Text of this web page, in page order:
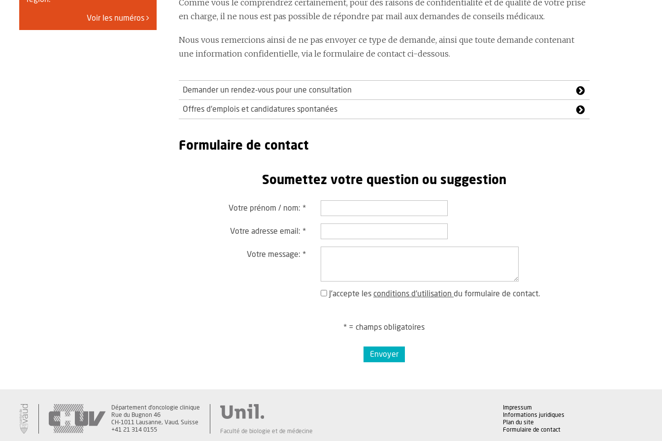
Voir les numéros
Comme vous le comprendrez certainement, pour des raisons de confidentialité et de qualité de votre prise
en charge, il ne nous est pas possible de répondre par mail aux demandes de conseils médicaux.
Nous vous remercions ainsi de ne pas envoyer ce type de demande, ainsi que toute demande contenant
une information confidentielle, via le formulaire de contact ci-dessous.
Demander un rendez-vous pour une consultation
Offres d'emplois et candidatures spontanées
Formulaire de contact
Soumettez votre question ou suggestion
Votre prénom / nom: *
Votre adresse email: *
Votre message: *
J'accepte les conditions d'utilisation du formulaire de contact.
* = champs obligatoires
Envoyer
Département d'oncologie clinique
Rue du Bugnon 46
CH-1011 Lausanne, Vaud, Suisse
+41 21 314 0155
Faculté de biologie et de médecine
Impressum
Informations juridiques
Plan du site
Formulaire de contact